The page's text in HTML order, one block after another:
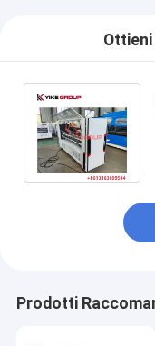
Prodotti